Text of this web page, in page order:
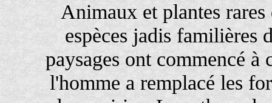
Animaux et plantes
espèces jadis familières
paysages ont commencé
l'homme a remplacé les